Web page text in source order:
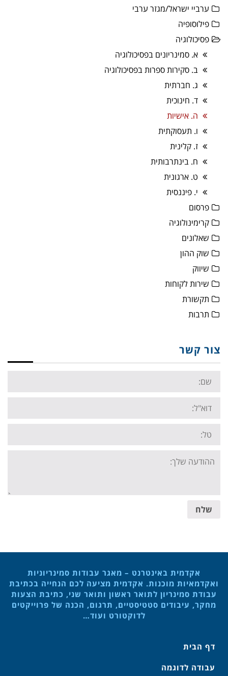
ערביי ישראל/מגזר ערבי
פילוסופיה
פסיכולוגיה
א. סמינריונים בפסיכולוגיה
ב. סקירות ספרות בפסיכולוגיה
ג. חברתית
ד. חינוכית
ה. אישיות
ו. תעסוקתית
ז. קלינית
ח. בינתרבותית
ט. ארגונית
י. פיננסית
פרסום
קרימינולוגיה
שאלונים
שוק ההון
שיווק
שירות לקוחות
תקשורת
תרבות
צור קשר
Name:
Email:
Tel:
Your
message:
שלח
אקדמית באינטרנט – מאגר עבודות סמינריוניות
ואקדמאיות מוכנות. אקדמית מציעה לכם הנחייה בכתיבת
עבודת סמינריון לתואר ראשון ותואר שני, כתיבת הצעות
מחקר, עיבודים סטטיסטיים, תרגום, הכנה של פרוייקטים
לדוקטורט ועוד…
דף הבית
עבודה לדוגמה